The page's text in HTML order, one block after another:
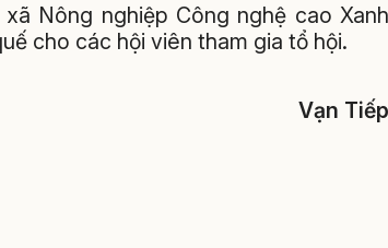
Nông nghiệp Công nghệ cao Xanh
cho các hội viên tham gia tổ hội.
Vạn Tiếp